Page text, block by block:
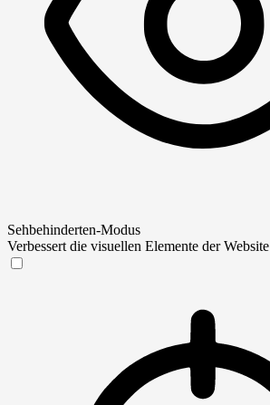
Sehbehinderten-Modus
Verbessert die visuellen Elemente der Website